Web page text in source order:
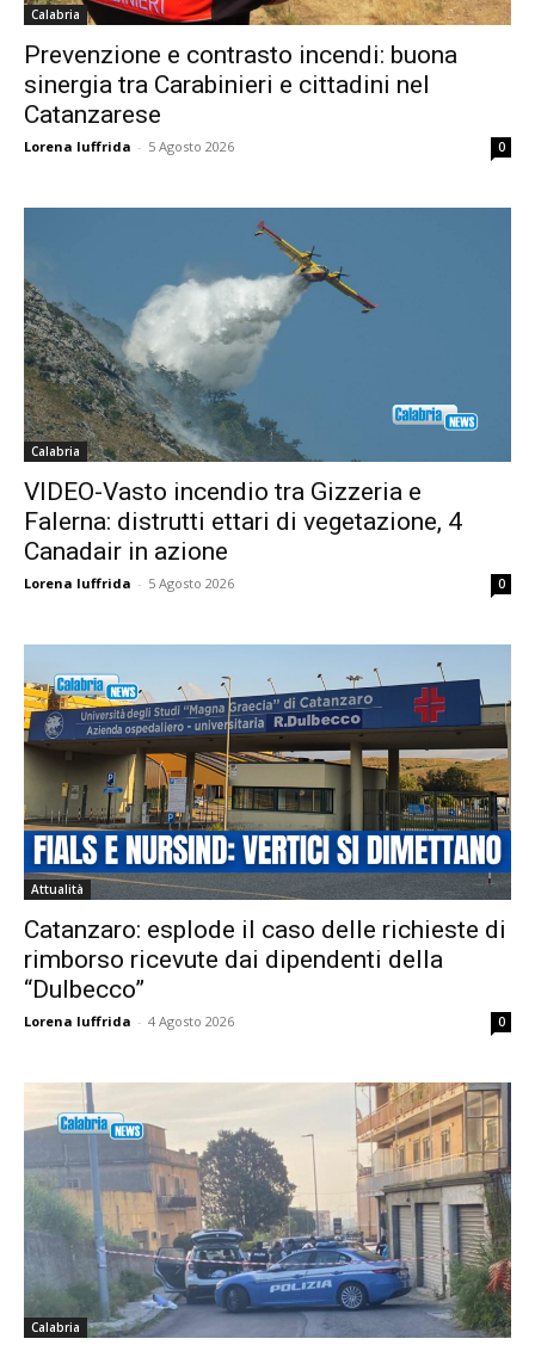
Calabria
Prevenzione e contrasto incendi: buona
sinergia tra Carabinieri e cittadini nel
Catanzarese
Lorena Iuffrida - 5 Agosto 2026 0
Calabria
VIDEO-Vasto incendio tra Gizzeria e
Falerna: distrutti ettari di vegetazione, 4
Canadair in azione
Lorena Iuffrida - 5 Agosto 2026 0
Attualità
Catanzaro: esplode il caso delle richieste di
rimborso ricevute dai dipendenti della
“Dulbecco”
Lorena Iuffrida - 4 Agosto 2026 0
Calabria